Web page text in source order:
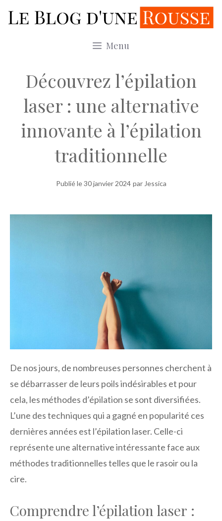
au
Menu
Découvrez l’épilation
laser : une alternative
innovante à l’épilation
traditionnelle
Publié le30 janvier 2024 par Jessica
De nos jours, de nombreuses personnes cherchent à
se débarrasser de leurs poils indésirables et pour
cela, les méthodes d’épilation se sont diversifiées.
L’une des techniques qui a gagné en popularité ces
dernières années est l’épilation laser. Celle-ci
représente une alternative intéressante face aux
méthodes traditionnelles telles que le rasoir ou la
cire.
Comprendre l’épilation laser :